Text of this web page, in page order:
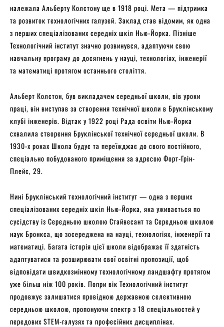
належала Альберту Колстону ще в 1918 році. Мета — підтримка
та розвиток технологічних галузей. Заклад став відомим, як одна
з перших спеціалізованих середніх шкіл Нью-Йорка. Пізніше
Технологічний інститут значно розвинувся, адаптуючи свою
навчальну програму до досягнень у науці, технологіях, інженерії
та математиці протягом останнього століття.
Альберт Колстон, був викладачем середньої школи, вів уроки
праці, він виступав за створення технічної школи в Бруклінському
клубі інженерів. Відтак у 1922 році Рада освіти Нью-Йорка
схвалила створення Бруклінської технічної середньої школи. В
1930-х роках Школа будує та переїжджає до свого постійного,
спеціально побудованого приміщення за адресою Форт-Грін-
Плейс, 29.
Нині Бруклінський технологічний інститут — одна з перших
спеціалізованих середніх шкіл Нью-Йорка, яка уживається по
сусідству із Середньою школою Стайвесант та Середньою школою
наук Бронкса, що зосереджена на науці, технологіях, інженерії та
математиці. Багата історія цієї школи відображає її здатність
адаптуватися та розширювати свої освітні пропозиції, щоб
відповідати швидкозмінному технологічному ландшафту протягом
уже більш ніж 100 років. Попри вік Технологічний інститут
продовжує залишатися провідною державною селективною
середньою школою, пропонуючи спектр з 18 спеціальностей у
передових STEM-галузях та професійних дисциплінах.